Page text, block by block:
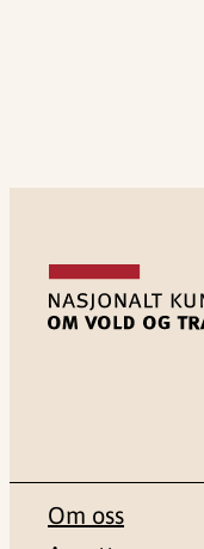
Om oss